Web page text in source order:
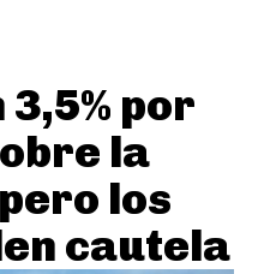
3,5% por
la
los
cautela